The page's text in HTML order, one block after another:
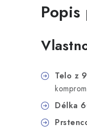
Telo z
Délka